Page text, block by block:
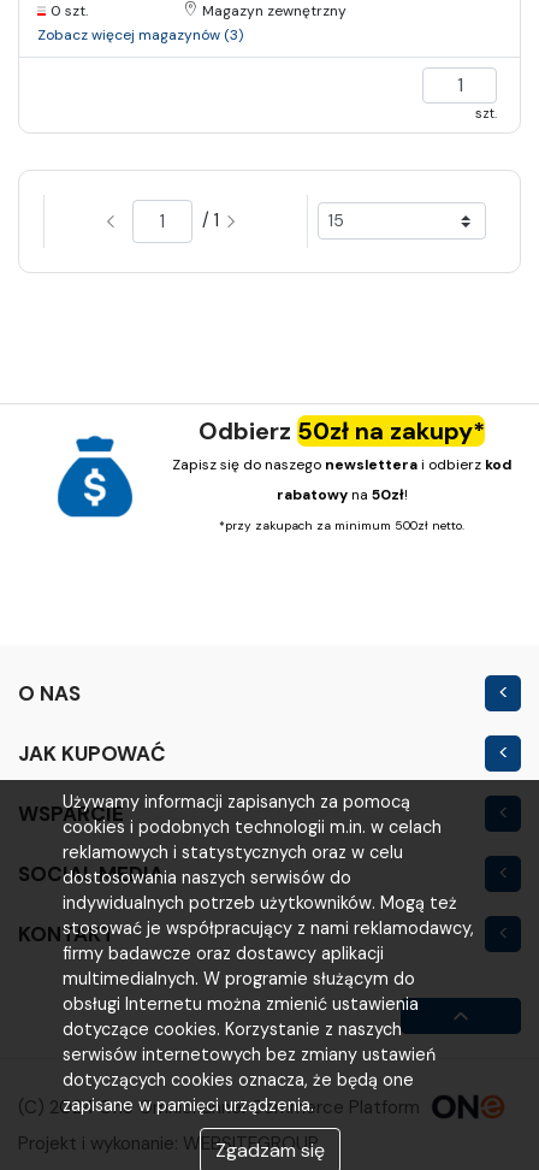
Używamy informacji zapisanych za pomocą
cookies i podobnych technologii m.in. w celach
reklamowych i statystycznych oraz w celu
dostosowania naszych serwisów do
indywidualnych potrzeb użytkowników. Mogą też
stosować je współpracujący z nami reklamodawcy,
firmy badawcze oraz dostawcy aplikacji
multimedialnych. W programie służącym do
obsługi Internetu można zmienić ustawienia
dotyczące cookies. Korzystanie z naszych
serwisów internetowych bez zmiany ustawień
dotyczących cookies oznacza, że będą one
zapisane w pamięci urządzenia.
Zgadzam się
0 szt.
Magazyn zewnętrzny
Zobacz więcej magazynów (3)
szt.
/ 1
Odbierz 50zł na zakupy*
Zapisz się do naszego newsletterai odbierz kod
rabatowyna 50zł!
*przy zakupach za minimum 500zł netto.
O NAS
Outlet
JAK KUPOWAĆ
Regulamin sklepu
Polityka prywatności
Warunki i koszty
Reklamacje i zwroty
WSPARCIE
Moje konto
Logowanie
Rejestracja
Poradniki
SOCIAL MEDIA
KONTAKT
VOLTA
ul. Poznańska 200M
63-800 Gostyń
(65) 521 00 13
b2b@voltahurt.pl
(C) 2024 One Omnichannel Commerce Platform
Projekt i wykonanie: WEBSITEGROUP